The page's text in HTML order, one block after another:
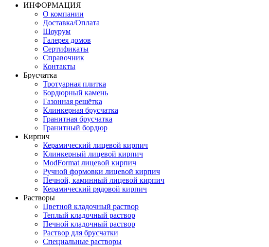
ИНФОРМАЦИЯ
О компании
Доставка/Оплата
Шоурум
Галерея домов
Сертификаты
Справочник
Контакты
Брусчатка
Тротуарная плитка
Бордюрный камень
Газонная решётка
Клинкерная брусчатка
Гранитная брусчатка
Гранитный бордюр
Кирпич
Керамический лицевой кирпич
Клинкерный лицевой кирпич
ModFormat лицевой кирпич
Ручной формовки лицевой кирпич
Печной, каминный лицевой кирпич
Керамический рядовой кирпич
Растворы
Цветной кладочный раствор
Теплый кладочный раствор
Печной кладочный раствор
Раствор для брусчатки
Специальные растворы